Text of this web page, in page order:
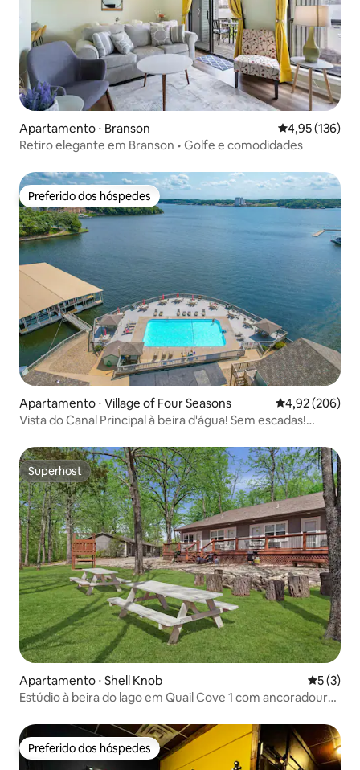
Apartamento ⋅ Branson 4,95 de uma
4,95 (136)
Retiro elegante em Branson • Golfe e comodidades
Preferido dos hóspedes
Preferido dos hóspedes
Apartamento ⋅ Village of Four Seasons 4,92 de uma
4,92 (206)
Vista do Canal Principal à beira d'água! Sem escadas!
Superhost
Superhost
Apartamento ⋅ Shell Knob 5 de
5 (3)
Estúdio à beira do lago em Quail Cove 1 com ancoradouro
Preferido dos hóspedes
Preferido dos hóspedes